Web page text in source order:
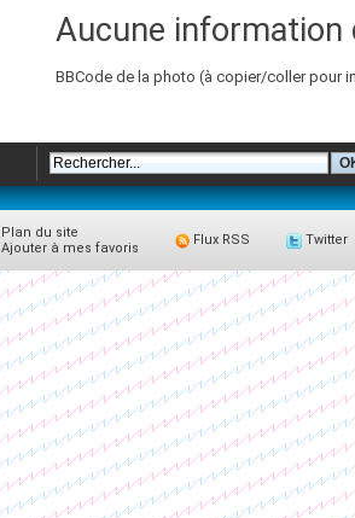
Aucune information
BBCode de la photo (à copier/coller pour
Plan du site
Ajouter à mes favoris
Flux RSS Twitter